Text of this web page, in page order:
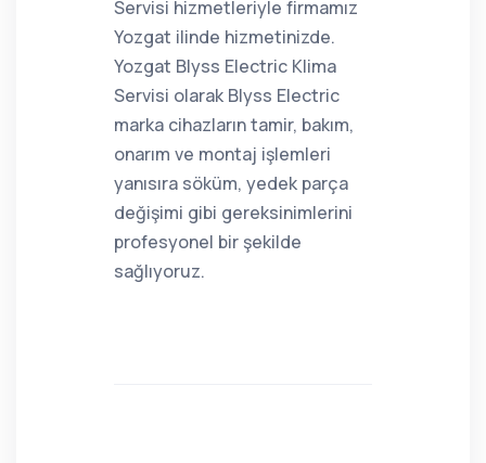
Servisi hizmetleriyle firmamız
Yozgat ilinde hizmetinizde.
Yozgat Blyss Electric Klima
Servisi olarak Blyss Electric
marka cihazların tamir, bakım,
onarım ve montaj işlemleri
yanısıra söküm, yedek parça
değişimi gibi gereksinimlerini
profesyonel bir şekilde
sağlıyoruz.